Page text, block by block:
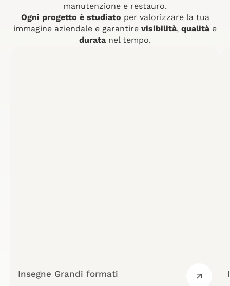
manutenzione e restauro.
Ogni progetto è studiato per valorizzare la tua
immagine aziendale e garantire visibilità, qualità e
durata nel tempo.
Insegne Grandi formati